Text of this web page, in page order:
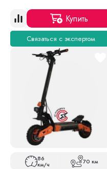
Купить
Связаться с экспертом
86
км/ч 70 км